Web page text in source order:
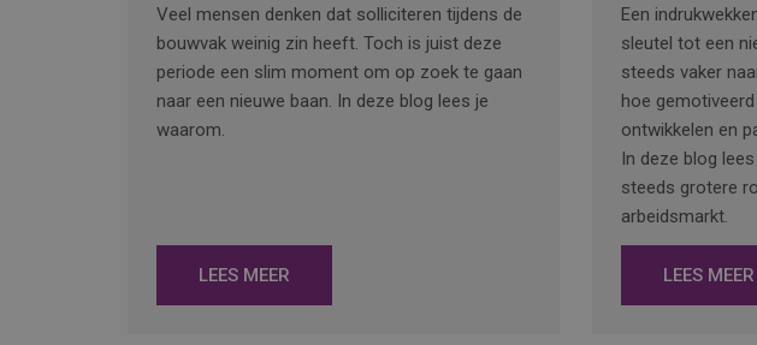
Veel mensen denken dat solliciteren tijdens de
bouwvak weinig zin heeft. Toch is juist deze
periode een slim moment om op zoek te gaan
naar een nieuwe baan. In deze blog lees je
waarom.
LEES MEER
Een
sleutel tot een
steeds vaker
hoe
ontwikkelen en
In deze blog
steeds grotere
arbeidsmarkt.
LEES MEER